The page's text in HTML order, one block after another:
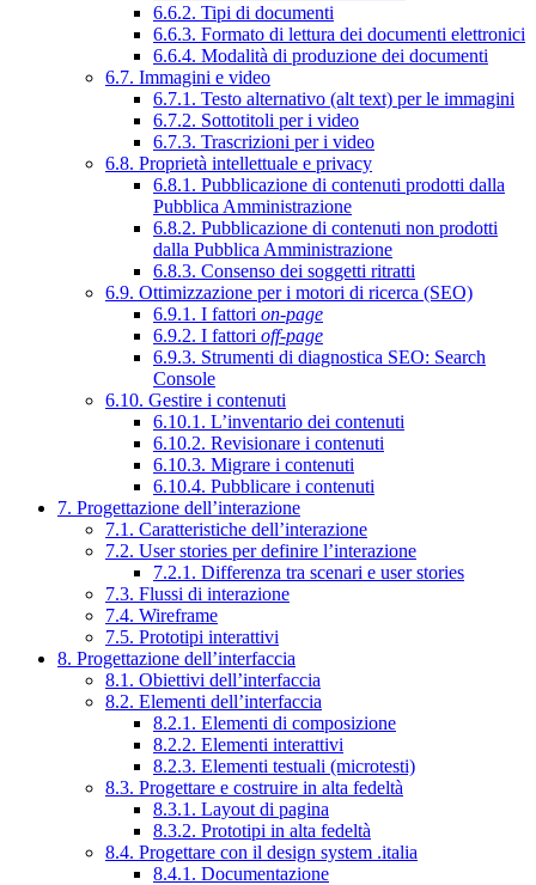
6.6.2. Tipi di documenti
6.6.3. Formato di lettura dei documenti elettronici
6.6.4. Modalità di produzione dei documenti
6.7. Immagini e video
6.7.1. Testo alternativo (alt text) per le immagini
6.7.2. Sottotitoli per i video
6.7.3. Trascrizioni per i video
6.8. Proprietà intellettuale e privacy
6.8.1. Pubblicazione di contenuti prodotti dalla
Pubblica Amministrazione
6.8.2. Pubblicazione di contenuti non prodotti
dalla Pubblica Amministrazione
6.8.3. Consenso dei soggetti ritratti
6.9. Ottimizzazione per i motori di ricerca (SEO)
6.9.1. I fattori on-page
6.9.2. I fattori off-page
6.9.3. Strumenti di diagnostica SEO: Search
Console
6.10. Gestire i contenuti
6.10.1. L’inventario dei contenuti
6.10.2. Revisionare i contenuti
6.10.3. Migrare i contenuti
6.10.4. Pubblicare i contenuti
7. Progettazione dell’interazione
7.1. Caratteristiche dell’interazione
7.2. User stories per definire l’interazione
7.2.1. Differenza tra scenari e user stories
7.3. Flussi di interazione
7.4. Wireframe
7.5. Prototipi interattivi
8. Progettazione dell’interfaccia
8.1. Obiettivi dell’interfaccia
8.2. Elementi dell’interfaccia
8.2.1. Elementi di composizione
8.2.2. Elementi interattivi
8.2.3. Elementi testuali (microtesti)
8.3. Progettare e costruire in alta fedeltà
8.3.1. Layout di pagina
8.3.2. Prototipi in alta fedeltà
8.4. Progettare con il design system .italia
8.4.1. Documentazione